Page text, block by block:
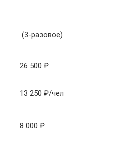
(3-разовое)
26 500 ₽
13 250 ₽/чел
8 000 ₽